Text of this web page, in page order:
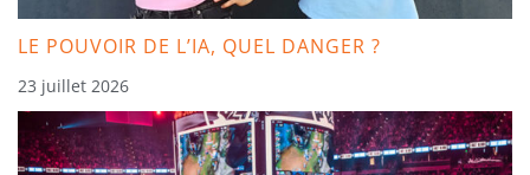
LE POUVOIR DE L’IA, QUEL DANGER ?
23 juillet 2026